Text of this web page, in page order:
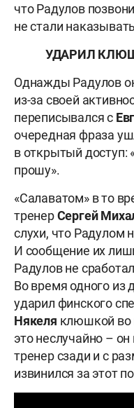
что Радулов
не стали
УДАРИЛ
Однажды Радулов
из-за своей
переписывался с
очередная фраза
в открытый доступ:
прошу».
«Салаватом» в то
тренерСергей
слухи, что Радулом
И сообщение их
Радулов не
Во время одного из
ударил финского
Някеля клюшкой во
это неслучайно –
тренер сзади и с
извинился за этот